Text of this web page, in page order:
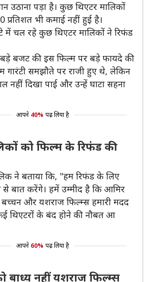
उठाना पड़ा है। कुछ थिएटर मालिकों
प्रतिशत भी कमाई नहीं हुई है।
में चल रहे कुछ थिएटर मालिकों ने रिफंड
बड़े बजट की इस फिल्म पर बड़े फायदे की
गारंटी समझौते पर राजी हुए थे, लेकिन
नहीं दिखा पाई और उन्हें घाटा सहना
आपने 40% पढ़ लिया है
को फिल्म के रिफंड की
ने बताया कि, "हम रिफंड के लिए
बात करेंगे। हमें उम्मीद है कि आमिर
और यशराज फिल्म्स हमारी मदद
थिएटरों के बंद होने की नौबत आ
आपने 60% पढ़ लिया है
बाध्य नहीं यशराज फिल्म्स